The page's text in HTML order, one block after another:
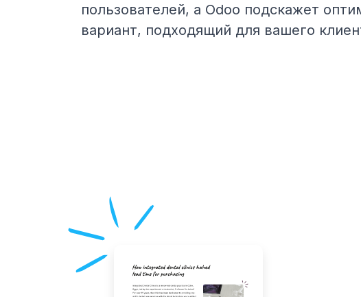
пользователей, а Odoo подскажет
вариант, подходящий для вашего